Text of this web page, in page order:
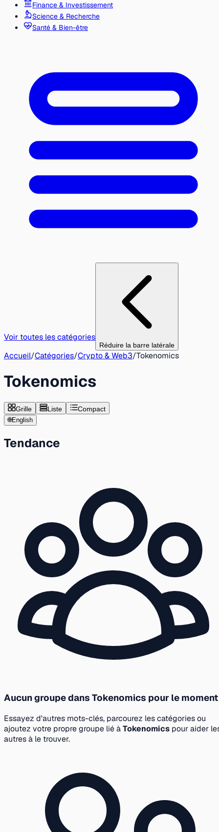
Finance & Investissement
Science & Recherche
Santé & Bien-être
Voir toutes les catégories
Réduire la barre latérale
Accueil/Catégories/Crypto & Web3/Tokenomics
Tokenomics
Grille Liste Compact
🌐English
Tendance
Aucun groupe dans Tokenomics pour le moment
Essayez d'autres mots-clés, parcourez les catégories ou
ajoutez votre propre groupe lié àTokenomics pour aider
autres à le trouver.